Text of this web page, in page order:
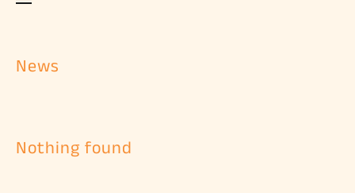
News
Nothing found